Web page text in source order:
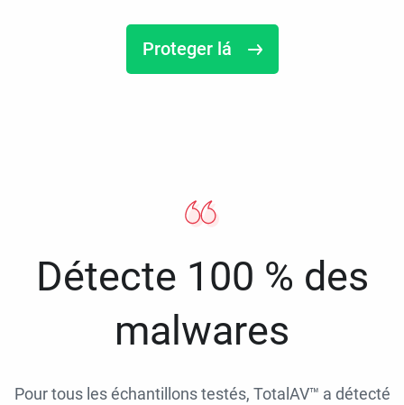
Proteger lá
Détecte 100 % des
malwares
Pour tous les échantillons testés, TotalAV™ a détecté